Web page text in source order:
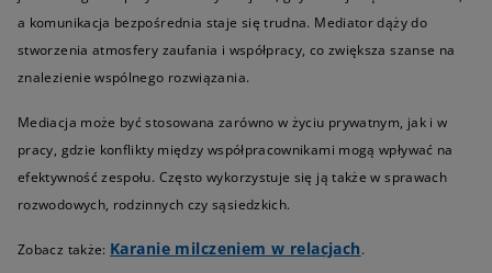
a komunikacja bezpośrednia staje się trudna. Mediator dąży do
stworzenia atmosfery zaufania i współpracy, co zwiększa szanse na
znalezienie wspólnego rozwiązania.
Mediacja może być stosowana zarówno w życiu prywatnym, jak i w
pracy, gdzie konflikty między współpracownikami mogą wpływać na
efektywność zespołu. Często wykorzystuje się ją także w sprawach
rozwodowych, rodzinnych czy sąsiedzkich.
Zobacz także: Karanie milczeniem w relacjach.